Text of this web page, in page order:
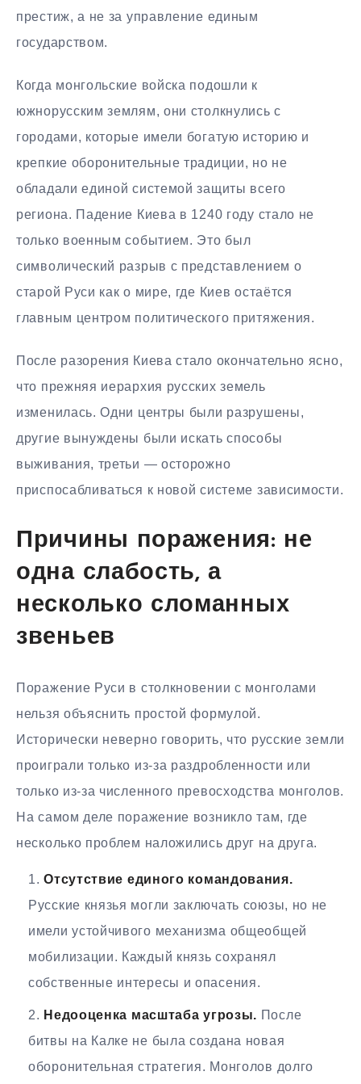
престиж, а не за управление единым
государством.
Когда монгольские войска подошли к
южнорусским землям, они столкнулись с
городами, которые имели богатую историю и
крепкие оборонительные традиции, но не
обладали единой системой защиты всего
региона. Падение Киева в 1240 году стало не
только военным событием. Это был
символический разрыв с представлением о
старой Руси как о мире, где Киев остаётся
главным центром политического притяжения.
После разорения Киева стало окончательно ясно,
что прежняя иерархия русских земель
изменилась. Одни центры были разрушены,
другие вынуждены были искать способы
выживания, третьи — осторожно
приспосабливаться к новой системе зависимости.
Причины поражения: не
одна слабость, а
несколько сломанных
звеньев
Поражение Руси в столкновении с монголами
нельзя объяснить простой формулой.
Исторически неверно говорить, что русские земли
проиграли только из-за раздробленности или
только из-за численного превосходства монголов.
На самом деле поражение возникло там, где
несколько проблем наложились друг на друга.
Отсутствие единого командования.
Русские князья могли заключать союзы, но не
имели устойчивого механизма общеобщей
мобилизации. Каждый князь сохранял
собственные интересы и опасения.
Недооценка масштаба угрозы. После
битвы на Калке не была создана новая
оборонительная стратегия. Монголов долго